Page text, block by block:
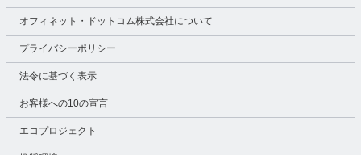
オフィネット・ドットコム株式会社について
プライバシーポリシー
法令に基づく表示
お客様への10の宣言
エコプロジェクト